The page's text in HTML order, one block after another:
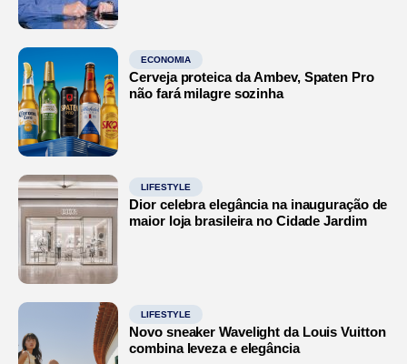
ECONOMIA
Cerveja proteica da Ambev, Spaten Pro
não fará milagre sozinha
LIFESTYLE
Dior celebra elegância na inauguração de
maior loja brasileira no Cidade Jardim
LIFESTYLE
Novo sneaker Wavelight da Louis Vuitton
combina leveza e elegância